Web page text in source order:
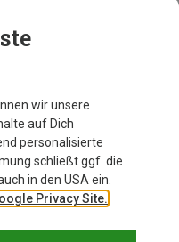
wir unsere
auf Dich
personalisierte
schließt ggf. die
in den USA ein.
Privacy Site.